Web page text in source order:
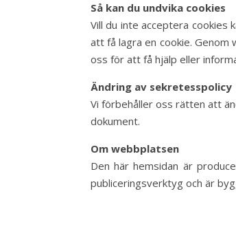
Så kan du undvika cookies
Vill du inte acceptera cookies
att få lagra en cookie. Genom
oss för att få hjälp eller
Ändring av sekretesspolicy
Vi förbehåller oss rätten att
dokument.
Om webbplatsen
Den här hemsidan är
publiceringsverktyg och är